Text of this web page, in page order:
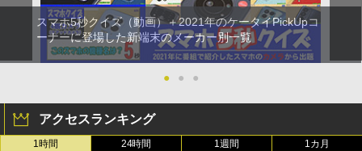
スマホ5秒クイズ（動画）＋2021年のケータイPickUpコ
ーナーに登場した新端末のメーカー別一覧
● ● ●
アクセスランキング
1時間 24時間 1週間 1カ月